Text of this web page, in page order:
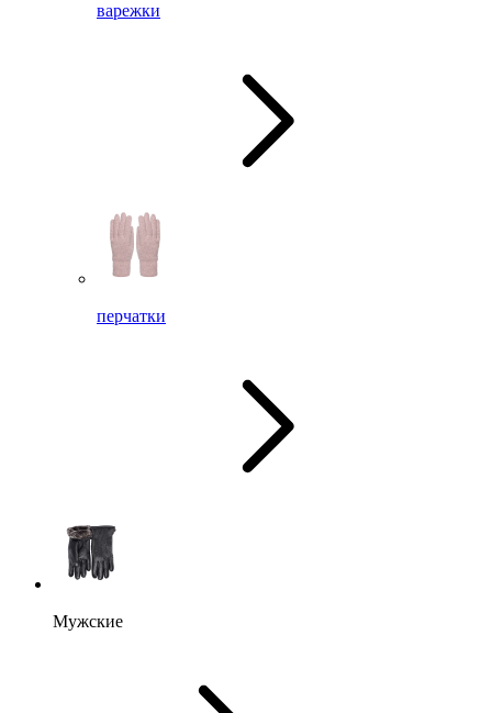
варежки
перчатки
Мужские